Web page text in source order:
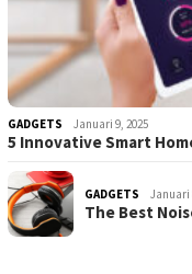
GADGETS Januari 9, 2025
5 Innovative Smart
GADGETS Januari
The Best